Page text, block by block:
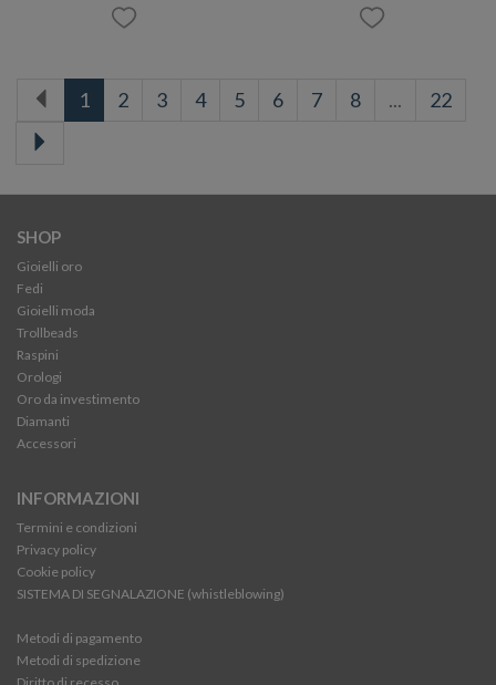
1 2 3 4 5 6 7 8 ... 22
SHOP
Gioielli oro
Fedi
Gioielli moda
Trollbeads
Raspini
Orologi
Oro da investimento
Diamanti
Accessori
INFORMAZIONI
Termini e condizioni
Privacy policy
Cookie policy
SISTEMA DI SEGNALAZIONE (whistleblowing)
Metodi di pagamento
Metodi di spedizione